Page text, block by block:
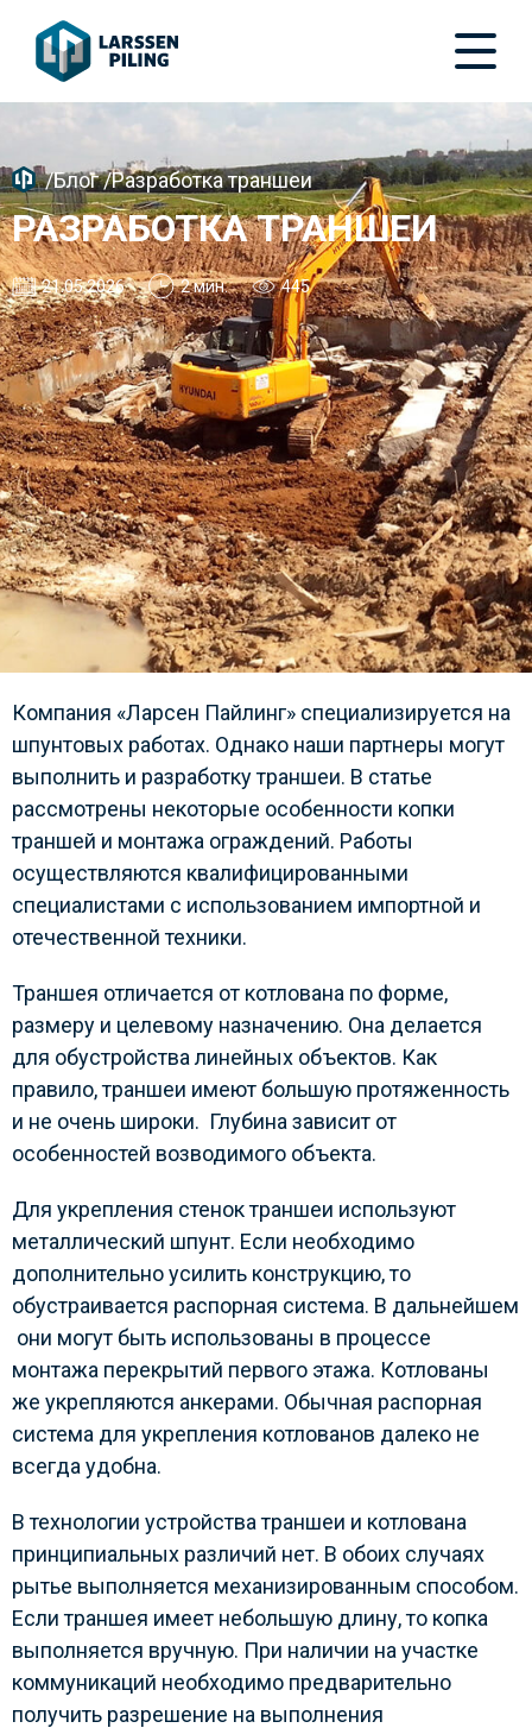
/Блог/Разработка траншеи
РАЗРАБОТКА ТРАНШЕИ
21.05.2026 2 мин. 445
Компания «Ларсен Пайлинг» специализируется на
шпунтовых работах. Однако наши партнеры могут
выполнить и разработку траншеи. В статье
рассмотрены некоторые особенности копки
траншей и монтажа ограждений. Работы
осуществляются квалифицированными
специалистами с использованием импортной и
отечественной техники.
Траншея отличается от котлована по форме,
размеру и целевому назначению. Она делается
для обустройства линейных объектов. Как
правило, траншеи имеют большую протяженность
и не очень широки. Глубина зависит от
особенностей возводимого объекта.
Для укрепления стенок траншеи используют
металлический шпунт. Если необходимо
дополнительно усилить конструкцию, то
обустраивается распорная система. В дальнейшем
они могут быть использованы в процессе
монтажа перекрытий первого этажа. Котлованы
же укрепляются анкерами. Обычная распорная
система для укрепления котлованов далеко не
всегда удобна.
В технологии устройства траншеи и котлована
принципиальных различий нет. В обоих случаях
рытье выполняется механизированным способом.
Если траншея имеет небольшую длину, то копка
выполняется вручную. При наличии на участке
коммуникаций необходимо предварительно
получить разрешение на выполнения